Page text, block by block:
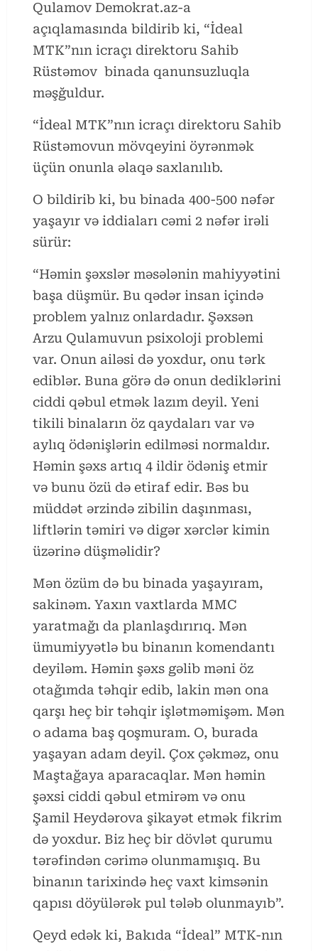
Qulamov Demokrat.az-a
açıqlamasında bildirib ki, “İdeal
MTK”nın icraçı direktoru Sahib
Rüstəmov binada qanunsuzluqla
məşğuldur.
“İdeal MTK”nın icraçı direktoru Sahib
Rüstəmovun mövqeyini öyrənmək
üçün onunla əlaqə saxlanılıb.
O bildirib ki, bu binada 400-500 nəfər
yaşayır və iddiaları cəmi 2 nəfər irəli
sürür:
“Həmin şəxslər məsələnin mahiyyətini
başa düşmür. Bu qədər insan içində
problem yalnız onlardadır. Şəxsən
Arzu Qulamuvun psixoloji problemi
var. Onun ailəsi də yoxdur, onu tərk
ediblər. Buna görə də onun dediklərini
ciddi qəbul etmək lazım deyil. Yeni
tikili binaların öz qaydaları var və
aylıq ödənişlərin edilməsi normaldır.
Həmin şəxs artıq 4 ildir ödəniş etmir
və bunu özü də etiraf edir. Bəs bu
müddət ərzində zibilin daşınması,
liftlərin təmiri və digər xərclər kimin
üzərinə düşməlidir?
Mən özüm də bu binada yaşayıram,
sakinəm. Yaxın vaxtlarda MMC
yaratmağı da planlaşdırırıq. Mən
ümumiyyətlə bu binanın komendantı
deyiləm. Həmin şəxs gəlib məni öz
otağımda təhqir edib, lakin mən ona
qarşı heç bir təhqir işlətməmişəm. Mən
o adama baş qoşmuram. O, burada
yaşayan adam deyil. Çox çəkməz, onu
Maştağaya aparacaqlar. Mən həmin
şəxsi ciddi qəbul etmirəm və onu
Şamil Heydərova şikayət etmək fikrim
də yoxdur. Biz heç bir dövlət qurumu
tərəfindən cərimə olunmamışıq. Bu
binanın tarixində heç vaxt kimsənin
qapısı döyülərək pul tələb olunmayıb”.
Qeyd edək ki, Bakıda “İdeal” MTK-nın